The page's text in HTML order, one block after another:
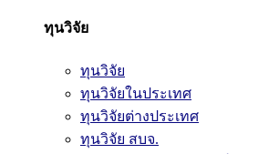
ทุนวิจัย
ทุนวิจัย
ทุนวิจัยในประเทศ
ทุนวิจัยต่างประเทศ
ทุนวิจัย สบจ.